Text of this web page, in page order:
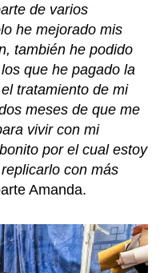
de varios
he mejorado mis
también he podido
que he pagado la
tratamiento de mi
meses de que me
vivir con mi
por el cual estoy
con más
Amanda.